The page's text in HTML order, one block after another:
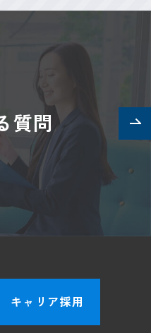
質問
キャリア採用